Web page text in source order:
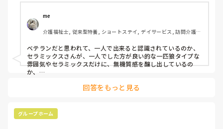
「セラミックスさん来てくれたので、入浴業務入ります」
「今日の◯階のカイテクさん、初めての方なので応援に入り
ます」って‥‥。
他の階のカイテクさんは、常に他の職員と業務をし、ワンオ
ペにはならない。その一方、こちらはフロアで5時間ワンオ
ペ。
これで、同じ時給（日給）って、おかしくないですか？　業
つけてください。
me
介護福祉士, 従来型特養, ショートステイ, デイサービス, 訪問介護,
ベテランだと思われて、一人で出来ると認識されているのか、
セラミックスさんが、一人でした方が良い的な一匹狼タイプな
雰囲気やセラミックスだけに、無機質感を醸し出しているの
か、
声掛けや相談しない為、恐縮されているのか分かりませんが、
りしてw
回答をもっと見る
グループホーム